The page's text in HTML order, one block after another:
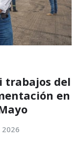
trabajos del
en
2026